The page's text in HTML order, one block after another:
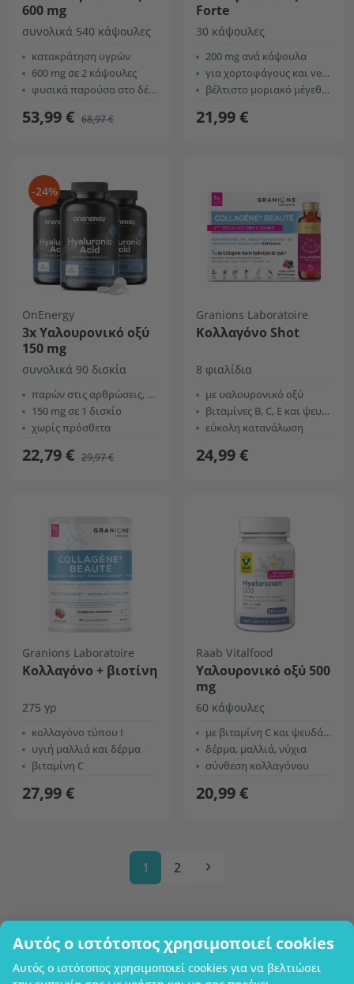
Αυτός ο ιστότοπος χρησιμοποιεί cookies
Αυτός ο ιστότοπος χρησιμοποιεί cookies για να βελτιώσει
600 mg
συνολικά 540 κάψουλες
κατακράτηση υγρών
600 mg σε 2 κάψουλες
φυσικά παρούσα στο δέρμα
53,99 € 68,97 €
Forte
30 κάψουλες
200 mg ανά κάψουλα
για χορτοφάγους και vegans
βέλτιστο μοριακό μέγεθος
21,99 €
-24%
OnEnergy
3x Υαλουρονικό οξύ
150 mg
συνολικά 90 δισκία
παρών στις αρθρώσεις, το δέρμα και τα μάτια
150 mg σε 1 δισκίο
χωρίς πρόσθετα
22,79 € 29,97 €
Granions Laboratoire
Κολλαγόνο Shot
8 φιαλίδια
με υαλουρονικό οξύ
βιταμίνες Β, C, Ε και ψευδάργυρος
εύκολη κατανάλωση
24,99 €
Granions Laboratoire
Κολλαγόνο + βιοτίνη
275 γρ
κολλαγόνο τύπου Ι
υγιή μαλλιά και δέρμα
βιταμίνη C
27,99 €
Raab Vitalfood
Υαλουρονικό οξύ 500
mg
60 κάψουλες
με βιταμίνη C και ψευδάργυρο
δέρμα, μαλλιά, νύχια
σύνθεση κολλαγόνου
20,99 €
1 2
Επωνυμία επιχείρησης